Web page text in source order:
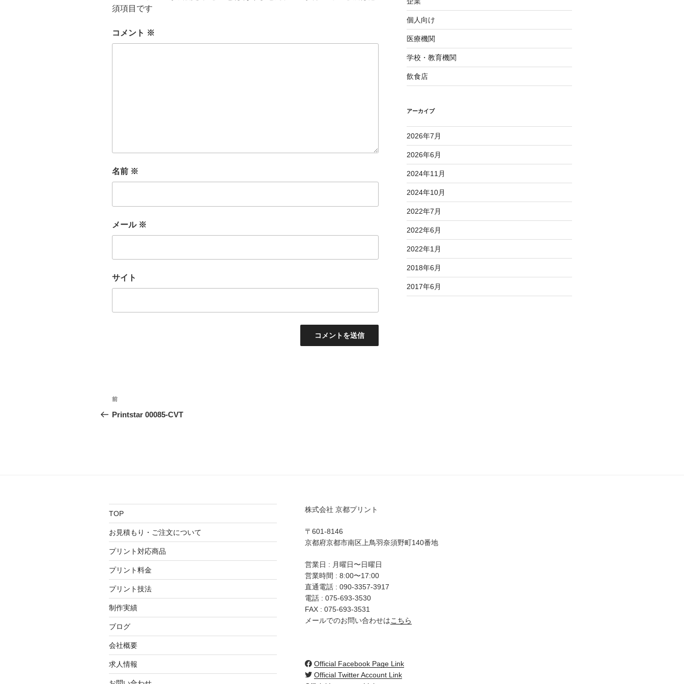
須項目です
コメント ※
名前 ※
メール ※
サイト
投
稿
シ
ョ
ン
前
の
前
Printstar 00085-CVT
個人向け
医療機関
学校・教育機関
飲食店
アーカイブ
2026年7月
2026年6月
2024年11月
2024年10月
2022年7月
2022年6月
2022年1月
2018年6月
2017年6月
TOP
お見積もり・ご注文について
プリント対応商品
プリント料金
プリント技法
制作実績
ブログ
会社概要
求人情報
株式会社 京都プリント
〒601-8146
京都府京都市南区上鳥羽奈須野町140番地
営業日 : 月曜日〜日曜日
営業時間 : 8:00〜17:00
直通電話 : 090-3357-3917
電話 : 075-693-3530
FAX : 075-693-3531
メールでのお問い合わせはこちら
Official Facebook Page Link
Official Twitter Account Link